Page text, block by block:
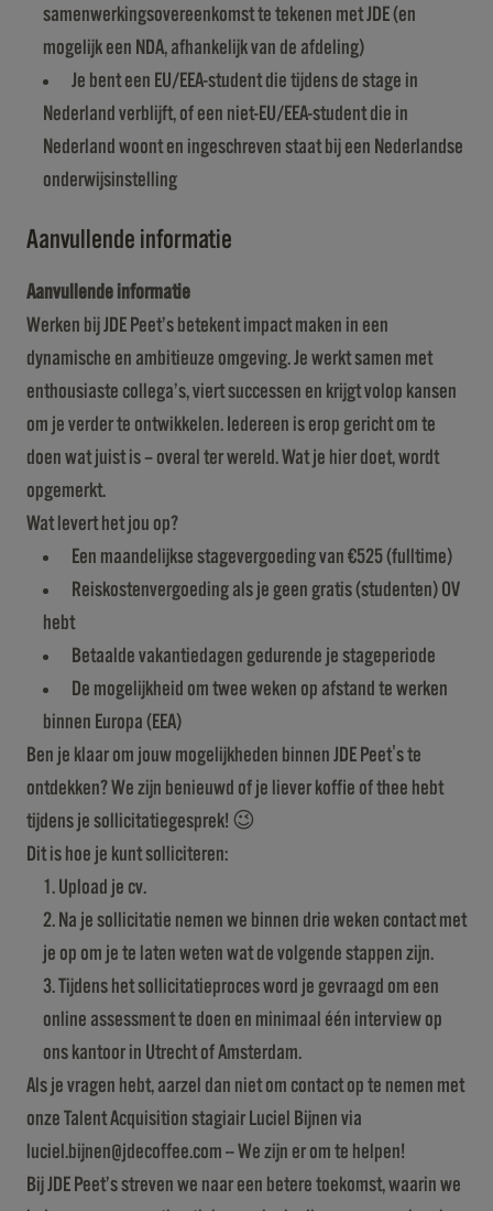
samenwerkingsovereenkomst te tekenen met JDE (en
mogelijk een NDA, afhankelijk van de afdeling)
Je bent een EU/EEA-student die tijdens de stage in
Nederland verblijft, of een niet-EU/EEA-student die in
Nederland woont en ingeschreven staat bij een Nederlandse
onderwijsinstelling
Aanvullende informatie
Aanvullende informatie
Werken bij JDE Peet’s betekent impact maken in een
dynamische en ambitieuze omgeving. Je werkt samen met
enthousiaste collega’s, viert successen en krijgt volop kansen
om je verder te ontwikkelen. Iedereen is erop gericht om te
doen wat juist is – overal ter wereld. Wat je hier doet, wordt
opgemerkt.
Wat levert het jou op?
Een maandelijkse stagevergoeding van €525 (fulltime)
Reiskostenvergoeding als je geen gratis (studenten) OV
hebt
Betaalde vakantiedagen gedurende je stageperiode
De mogelijkheid om twee weken op afstand te werken
binnen Europa (EEA)
Ben je klaar om jouw mogelijkheden binnen JDE Peet's te
ontdekken? We zijn benieuwd of je liever koffie of thee hebt
tijdens je sollicitatiegesprek! 😉
Dit is hoe je kunt solliciteren:
Upload je cv.
Na je sollicitatie nemen we binnen drie weken contact met
je op om je te laten weten wat de volgende stappen zijn.
Tijdens het sollicitatieproces word je gevraagd om een
online assessment te doen en minimaal één interview op
ons kantoor in Utrecht of Amsterdam.
Als je vragen hebt, aarzel dan niet om contact op te nemen met
onze Talent Acquisition stagiair Luciel Bijnen via
luciel.bijnen@jdecoffee.com -- We zijn er om te helpen!
Bij JDE Peet’s streven we naar een betere toekomst, waarin we